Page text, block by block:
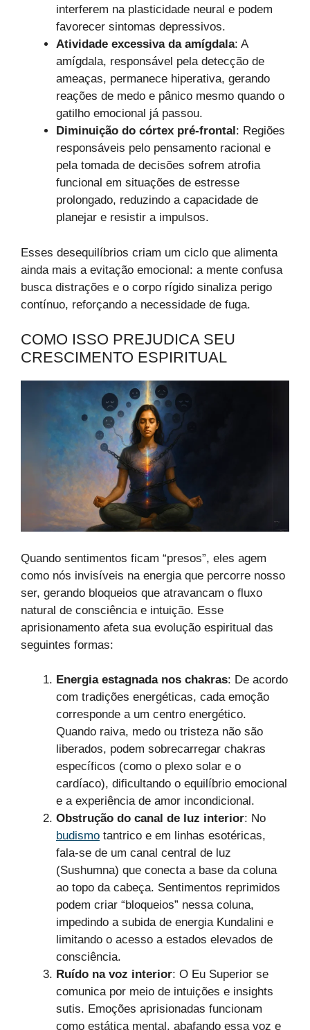
interferem na plasticidade neural e podem
favorecer sintomas depressivos.
Atividade excessiva da amígdala: A
amígdala, responsável pela detecção de
ameaças, permanece hiperativa, gerando
reações de medo e pânico mesmo quando o
gatilho emocional já passou.
Diminuição do córtex pré-frontal: Regiões
responsáveis pelo pensamento racional e
pela tomada de decisões sofrem atrofia
funcional em situações de estresse
prolongado, reduzindo a capacidade de
planejar e resistir a impulsos.
Esses desequilíbrios criam um ciclo que alimenta
ainda mais a evitação emocional: a mente confusa
busca distrações e o corpo rígido sinaliza perigo
contínuo, reforçando a necessidade de fuga.
COMO ISSO PREJUDICA SEU
CRESCIMENTO ESPIRITUAL
Quando sentimentos ficam “presos”, eles agem
como nós invisíveis na energia que percorre nosso
ser, gerando bloqueios que atravancam o fluxo
natural de consciência e intuição. Esse
aprisionamento afeta sua evolução espiritual das
seguintes formas:
Energia estagnada nos chakras: De acordo
com tradições energéticas, cada emoção
corresponde a um centro energético.
Quando raiva, medo ou tristeza não são
liberados, podem sobrecarregar chakras
específicos (como o plexo solar e o
cardíaco), dificultando o equilíbrio emocional
e a experiência de amor incondicional.
Obstrução do canal de luz interior: No
budismo tantrico e em linhas esotéricas,
fala-se de um canal central de luz
(Sushumna) que conecta a base da coluna
ao topo da cabeça. Sentimentos reprimidos
podem criar “bloqueios” nessa coluna,
impedindo a subida de energia Kundalini e
limitando o acesso a estados elevados de
consciência.
Ruído na voz interior: O Eu Superior se
comunica por meio de intuições e insights
sutis. Emoções aprisionadas funcionam
como estática mental, abafando essa voz e